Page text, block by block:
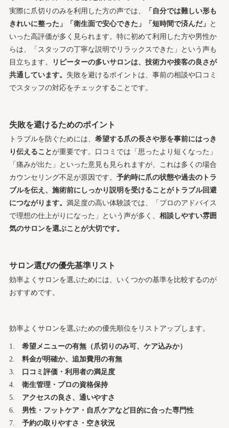
実際に爪切りのみを利用した方の声では、
「自分では難しい形も
きれいに整った」「衛生面で安心できた」「短時間で済んだ」 と
いった高評価が多く見られます。特に初めて利用した方や男性か
らは、「スタッフの丁寧な説明でリラックスできた」という声も
目立ちます。
リピーターの多いサロンは、技術力や接客の良さが
共通しています。 失敗を避けるポイントは、事前の相談や口コミ
でスタッフの対応をチェックすることです。
失敗を避けるためのポイント
トラブルを防ぐためには、 希望する爪の長さや形を事前にはっき
り伝えることが重要です。口コミでは「思ったより短くなった」
「痛みが出た」といった意見も見られますが、これは多くの場合
カウンセリング不足が原因です。 予約時に爪の状態や過去のトラ
ブルを伝え、施術前にしっかり説明を受けることがトラブル回避
につながります。 満足度の高い体験談では、「プロのアドバイス
で理想の仕上がりになった」という声が多く、 相談しやすい雰囲
気のサロンを選ぶことが大切です。
サロン選びの優先基準リスト
効率よくサロンを選ぶためには、いくつかの基準を比較するのが
おすすめです。
効率よくサロンを選ぶための優先順位をリストアップします。
希望メニューの有無（爪切りのみ可、ケア込みか）
料金が明確か、追加費用の有無
口コミ評価・利用者の満足度
衛生管理・プロの資格保持
アクセスの良さ、通いやすさ
男性・フットケア・自爪ケアなど目的に合った専門性
予約の取りやすさ・空き状況